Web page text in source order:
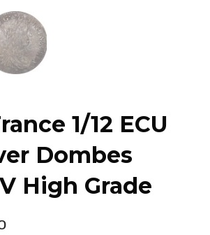
1/12 ECU
Dombes
High Grade